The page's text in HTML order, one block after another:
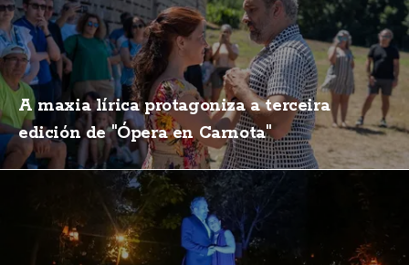
A maxia lírica protagoniza a terceira
edición de "Ópera en Carnota"